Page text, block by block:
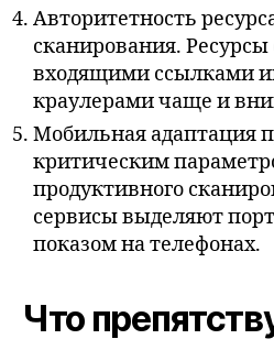
Авторитетность
сканирования.
входящими ссылками
краулерами чаще и
Мобильная адаптация
критическим
продуктивного
сервисы выделяют
показом на телефонах.
Что